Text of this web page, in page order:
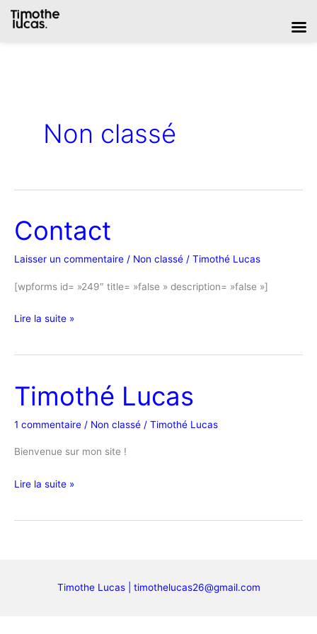
Aller
Non classé
Contact
Laisser un commentaire / Non classé / Timothé Lucas
[wpforms id= »249″ title= »false » description= »false »]
Contact
Lire la suite »
Timothé Lucas
1 commentaire / Non classé / Timothé Lucas
Bienvenue sur mon site !
Timothé
Lucas
Lire la suite »
Timothe Lucas | timothelucas26@gmail.com